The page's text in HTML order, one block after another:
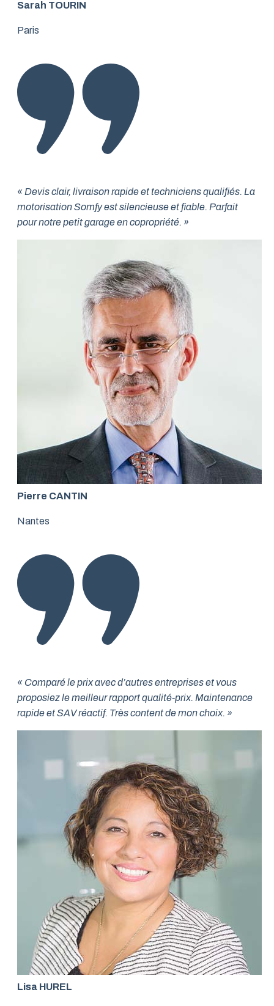
Sarah TOURIN
Paris
« Devis clair, livraison rapide et techniciens qualifiés. La
motorisation Somfy est silencieuse et fiable. Parfait
pour notre petit garage en copropriété. »
Pierre CANTIN
Nantes
« Comparé le prix avec d’autres entreprises et vous
proposiez le meilleur rapport qualité-prix. Maintenance
rapide et SAV réactif. Très content de mon choix. »
Lisa HUREL